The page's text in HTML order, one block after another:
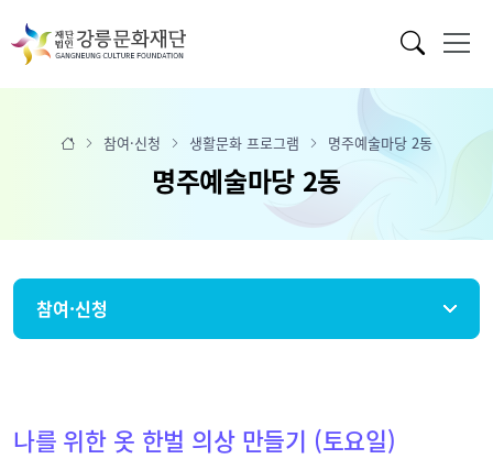
참여·신청 생활문화 프로그램 명주예술마당 2동
명주예술마당 2동
참여·신청
나를 위한 옷 한벌 의상 만들기 (토요일)